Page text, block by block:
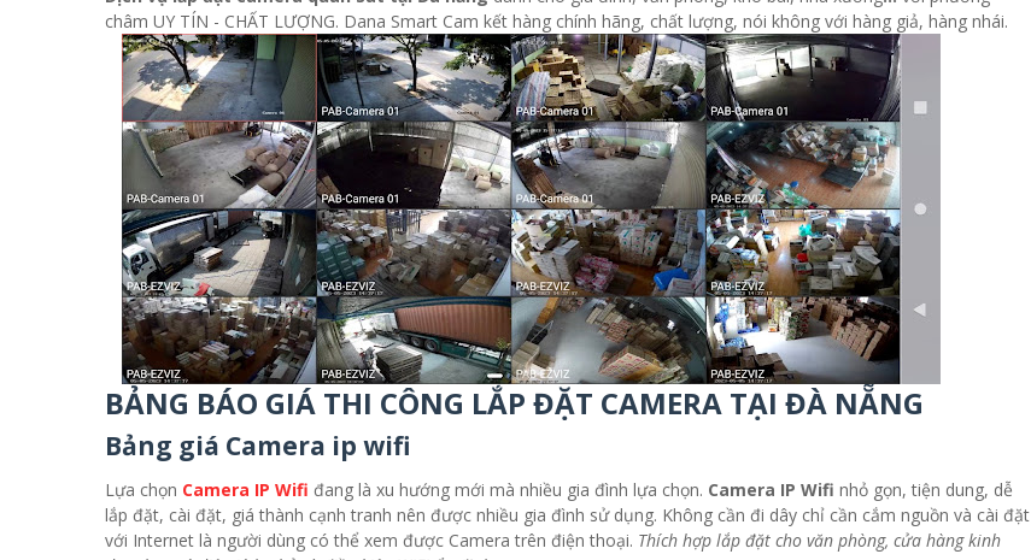
châm UY TÍN - CHẤT LƯỢNG. Dana Smart Cam kết hàng chính hãng, chất lượng, nói không với hàng giả, hàng nhái.
BẢNG BÁO GIÁ THI CÔNG LẮP ĐẶT CAMERA TẠI ĐÀ NẴNG
Bảng giá Camera ip wifi
Lựa chọn Camera IP Wifi đang là xu hướng mới mà nhiều gia đình lựa chọn. Camera IP Wifi nhỏ gọn, tiện dung, dễ
lắp đặt, cài đặt, giá thành cạnh tranh nên được nhiều gia đình sử dụng. Không cần đi dây chỉ cần cắm nguồn và cài đặt
với Internet là người dùng có thể xem được Camera trên điện thoại. Thích hợp lắp đặt cho văn phòng, cửa hàng kinh